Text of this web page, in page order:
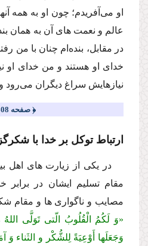
او مى‌آفریدم؛ چون او به همه
عالم و نعمت هاى آن به همان
در مقابل، بنده‌ام چنان با من
خداى او هستند و من خداى او
نیازهایش سراغ دیگران مى‌رود
﴿ صفحه 308﴾
ارتباط توكل بر خدا با
در یكى از زیارت هاى اهل
مقام تسلیم ایشان در برابر
مصایب و ناگوارى ها و مقام
«وَ لَكُمُ الْقُلُوبُ الّتی تَوَلَّى اللهُ
وَجَعَلَها أَوْعِیَةً لِلشُّكْر و الثَناء وَ